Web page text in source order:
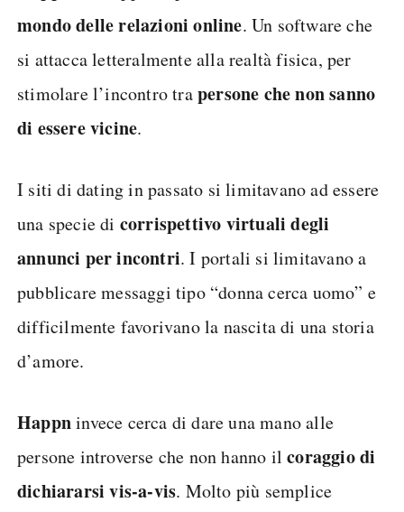
mondo delle relazioni online. Un software che
si attacca letteralmente alla realtà fisica, per
stimolare l’incontro trapersone che non sanno
di essere vicine.
I siti di dating in passato si limitavano ad essere
una specie di corrispettivo virtuali degli
annunci per incontri. I portali si limitavano a
pubblicare messaggi tipo “donna cerca uomo” e
difficilmente favorivano la nascita di una storia
d’amore.
Happninvece cerca di dare una mano alle
persone introverse che non hanno ilcoraggio di
dichiararsi vis-a-vis. Molto più semplice